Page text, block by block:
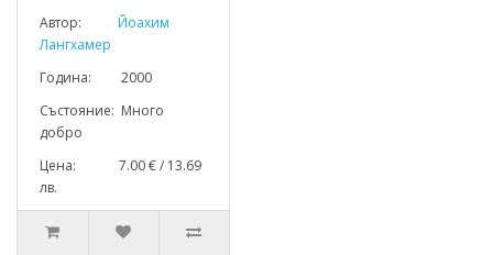
Автор:
Йоахим
Лангхамер
Година: 2000
Състояние: Много
добро
Цена: 7.00 € / 13.69
лв.